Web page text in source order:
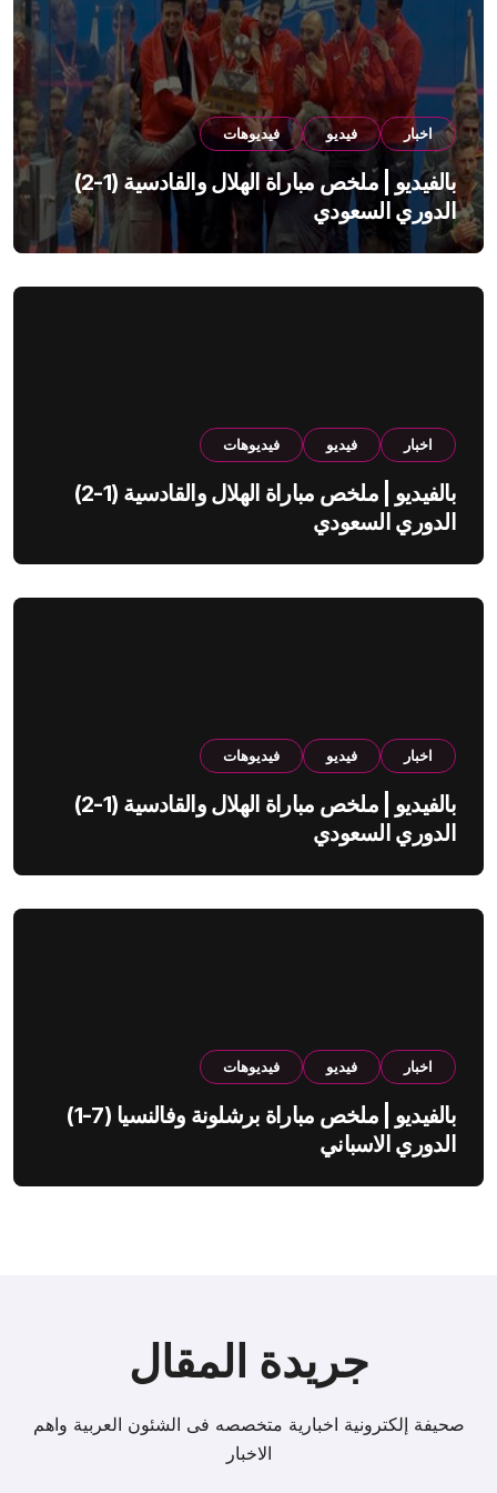
اخبار فيديو فيديوهات
بالفيديو | ملخص مباراة الهلال والقادسية (1-2)
الدوري السعودي
اخبار فيديو فيديوهات
بالفيديو | ملخص مباراة الهلال والقادسية (1-2)
الدوري السعودي
اخبار فيديو فيديوهات
بالفيديو | ملخص مباراة الهلال والقادسية (1-2)
الدوري السعودي
اخبار فيديو فيديوهات
بالفيديو | ملخص مباراة برشلونة وفالنسيا (7-1)
الدوري الاسباني
جريدة المقال
صحيفة إلكترونية اخبارية متخصصه فى الشئون العربية واهم
الاخبار